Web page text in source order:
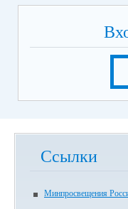
Ссылки
Минпросвещения